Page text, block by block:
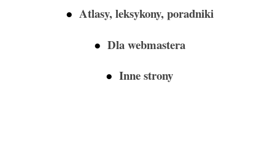
● Atlasy, leksykony, poradniki
● Dla webmastera
● Inne strony